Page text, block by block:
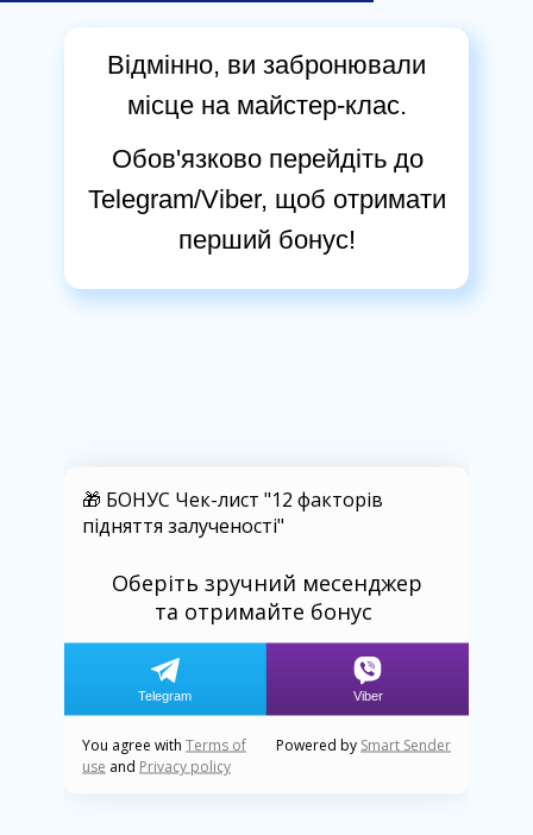
Відмінно, ви забронювали
місце на майстер-клас.
Обов'язково перейдіть до
Telegram/Viber, щоб отримати
перший бонус!